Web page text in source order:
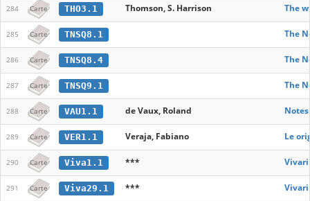
284 Carte THO3.1 Thomson, S. Harrison The
285 Carte TNSQ8.1 The
286 Carte TNSQ8.4 The
287 Carte TNSQ9.1 The
288 Carte VAU1.1 de Vaux, Roland
289 Carte VER1.1 Veraja, Fabiano Le
290 Carte Viva1.1 ***
291 Carte Viva29.1 ***